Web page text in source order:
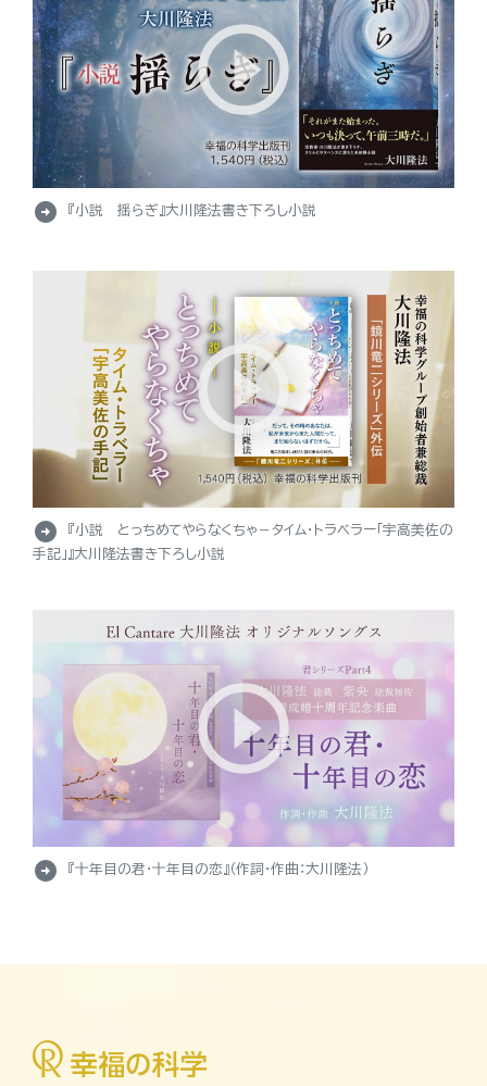
arrow_circle_right 『小説 揺らぎ』大川隆法書き下ろし小説
arrow_circle_right
『小説 とっちめてやらなくちゃ－タイム・トラベラー「宇高美佐の
手記」』大川隆法書き下ろし小説
arrow_circle_right 『十年目の君・十年目の恋』（作詞・作曲：大川隆法）